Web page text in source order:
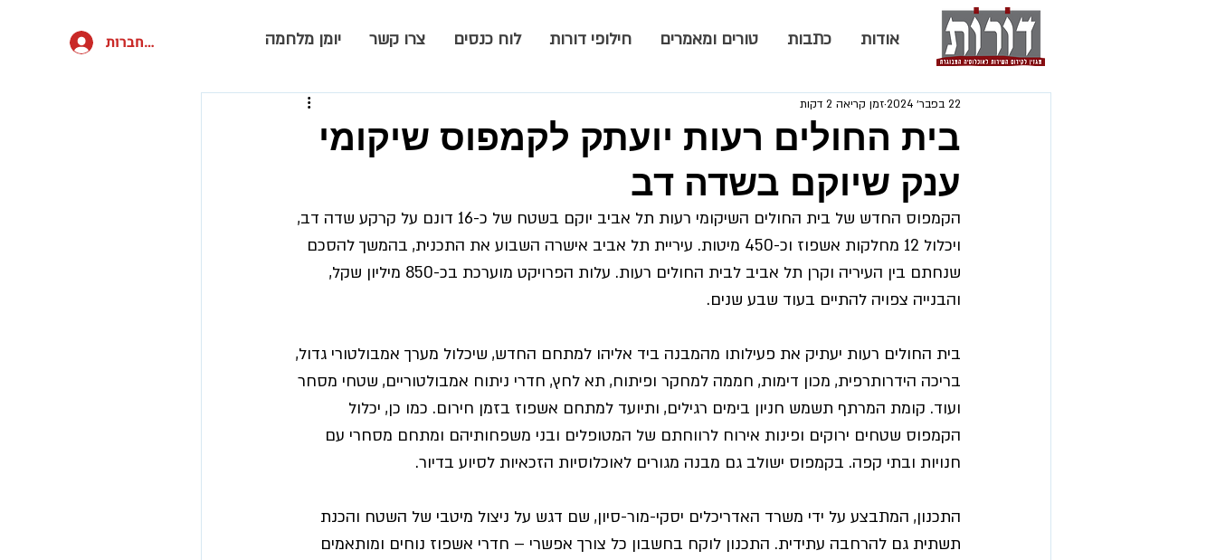
להתחברות אודות כתבות טורים ומאמרים חילופי דורות לוח כנסים צרו קשר יומן מלחמה
בית החולים רעות יועתק לקמפוס שיקומי
ענק שיוקם בשדה דב
22 בפבר׳ 2024 זמן קריאה 2 דקות
הקמפוס החדש של בית החולים השיקומי רעות תל אביב יוקם בשטח של כ-16 דונם על קרקע שדה דב,
ויכלול 12 מחלקות אשפוז וכ-450 מיטות. עיריית תל אביב אישרה השבוע את התכנית, בהמשך להסכם
שנחתם בין העיריה וקרן תל אביב לבית החולים רעות. עלות הפרויקט מוערכת בכ-850 מיליון שקל,
והבנייה צפויה להתיים בעוד שבע שנים.
בית החולים רעות יעתיק את פעילותו מהמבנה ביד אליהו למתחם החדש, שיכלול מערך אמבולטורי גדול,
בריכה הידרותרפית, מכון דימות, חממה למחקר ופיתוח, תא לחץ, חדרי ניתוח אמבולטוריים, שטחי מסחר
ועוד. קומת המרתף תשמש חניון בימים רגילים, ותיועד למתחם אשפוז בזמן חירום. כמו כן, יכלול
הקמפוס שטחים ירוקים ופינות אירוח לרווחתם של המטופלים ובני משפחותיהם ומתחם מסחרי עם
חנויות ובתי קפה. בקמפוס ישולב גם מבנה מגורים לאוכלוסיות הזכאיות לסיוע בדיור.
התכנון, המתבצע על ידי משרד האדריכלים יסקי-מור-סיון, שם דגש על ניצול מיטבי של השטח והכנת
תשתית גם להרחבה עתידית. התכנון לוקח בחשבון כל צורך אפשרי – חדרי אשפוז נוחים ומותאמים